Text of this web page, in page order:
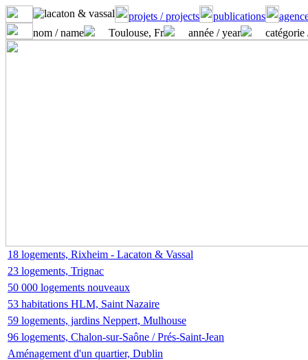
projets / projects publications
nom / name
Toulouse, Fr année / year catégorie
18 logements, Rixheim - Lacaton & Vassal
23 logements, Trignac
50 000 logements nouveaux
53 habitations HLM, Saint Nazaire
59 logements, jardins Neppert, Mulhouse
96 logements, Chalon-sur-Saône / Prés-Saint-Jean
Aménagement d'un quartier, Dublin